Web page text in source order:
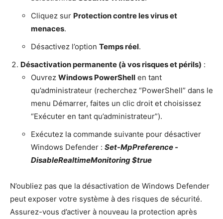
Cliquez sur Protection contre les virus et
menaces.
Désactivez l’option Temps réel.
Désactivation permanente (à vos risques et périls) :
Ouvrez Windows PowerShell en tant
qu’administrateur (recherchez “PowerShell” dans le
menu Démarrer, faites un clic droit et choisissez
“Exécuter en tant qu’administrateur”).
Exécutez la commande suivante pour désactiver
Windows Defender : Set-MpPreference -
DisableRealtimeMonitoring $true
N’oubliez pas que la désactivation de Windows Defender
peut exposer votre système à des risques de sécurité.
Assurez-vous d’activer à nouveau la protection après